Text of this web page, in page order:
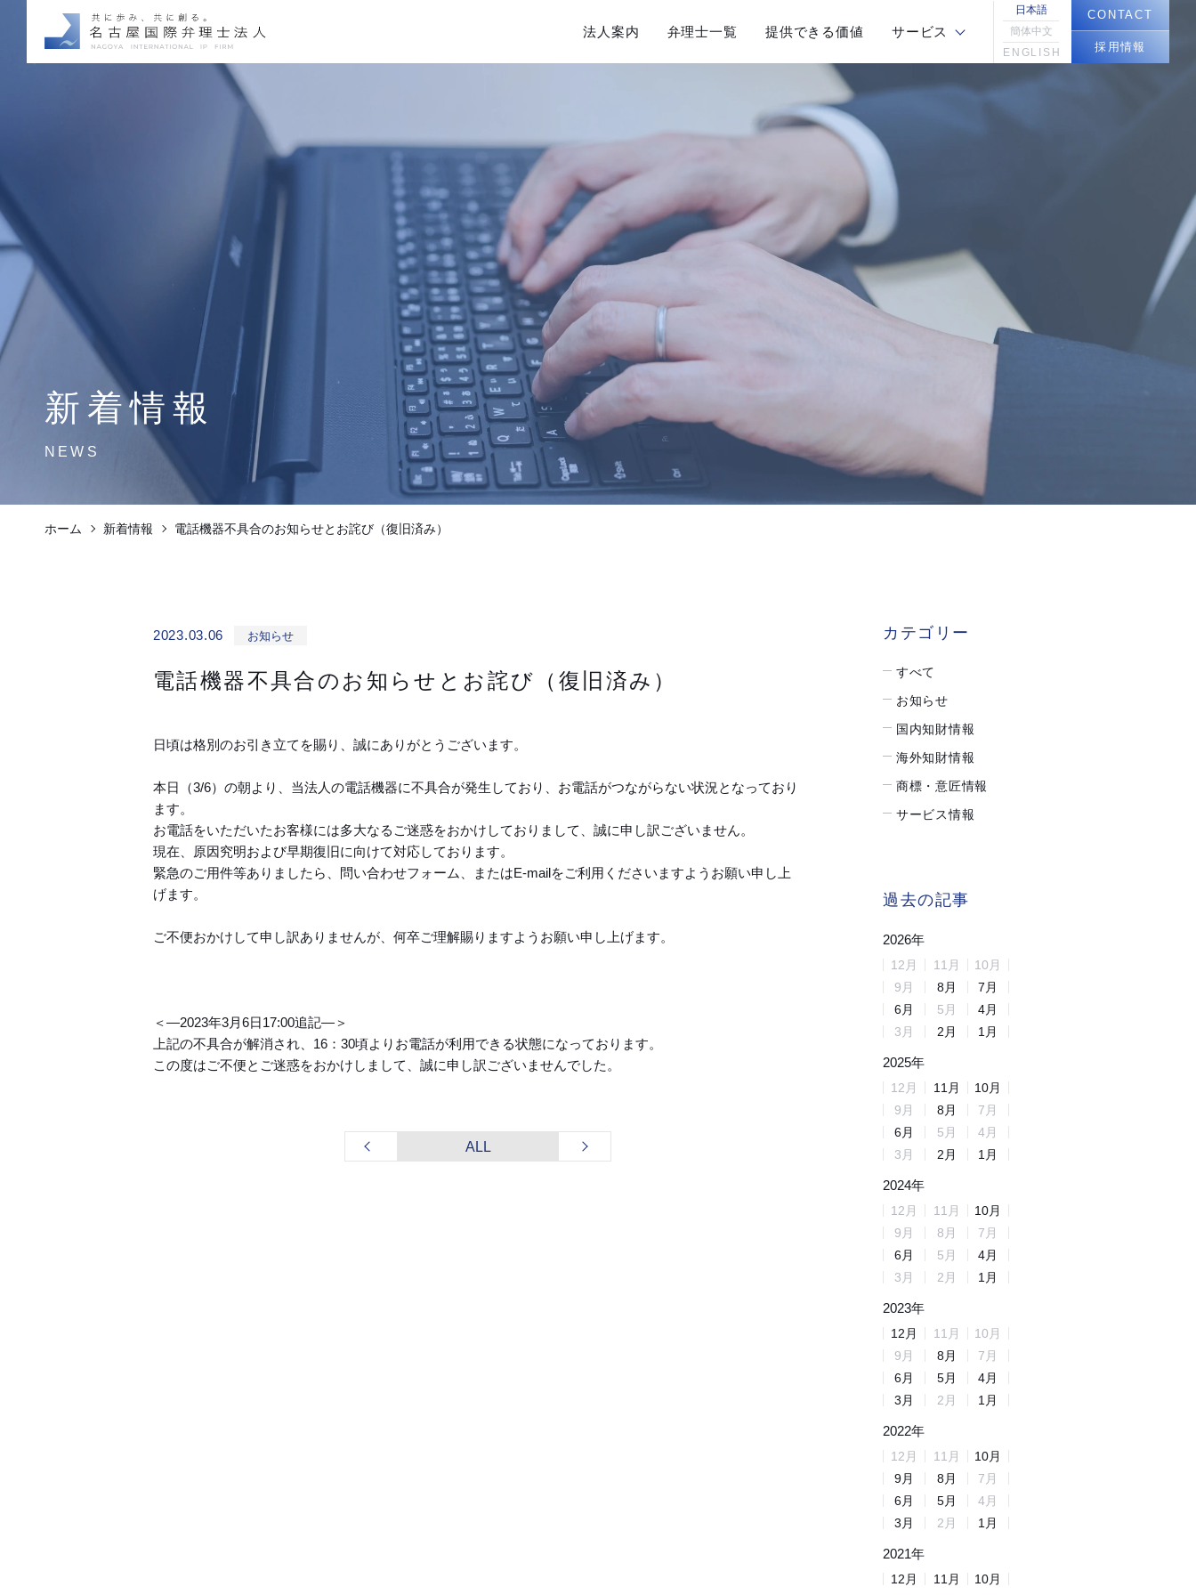
法人案内 弁理士一覧 提供できる価値 サービス
日本語
簡体中文
ENGLISH
CONTACT
採用情報
新着情報
NEWS
ホーム 新着情報 電話機器不具合のお知らせとお詫び（復旧済み）
2023.03.06 お知らせ
電話機器不具合のお知らせとお詫び（復旧済み）
日頃は格別のお引き立てを賜り、誠にありがとうございます。
本日（3/6）の朝より、当法人の電話機器に不具合が発生しており、お電話がつながらない状況となっており
ます。
お電話をいただいたお客様には多大なるご迷惑をおかけしておりまして、誠に申し訳ございません。
現在、原因究明および早期復旧に向けて対応しております。
緊急のご用件等ありましたら、問い合わせフォーム、またはE-mailをご利用くださいますようお願い申し上
げます。
ご不便おかけして申し訳ありませんが、何卒ご理解賜りますようお願い申し上げます。
＜—2023年3月6日17:00追記—＞
上記の不具合が解消され、16：30頃よりお電話が利用できる状態になっております。
この度はご不便とご迷惑をおかけしまして、誠に申し訳ございませんでした。
ALL
カテゴリー
すべて
お知らせ
国内知財情報
海外知財情報
商標・意匠情報
サービス情報
過去の記事
2026年
12 月 11 月 10 月
9 月 8 月 7 月
6月 5 月 4月
3 月 2 月 1 月
2025年
12 月 11 月 10月
9 月 8 月 7 月
6月 5 月 4月
3 月 2 月 1 月
2024年
12 月 11 月 10月
9 月 8 月 7 月
6月 5 月 4月
3 月 2 月 1 月
2023年
12 月 11 月 10 月
9 月 8 月 7 月
6月 5月 4月
3 月 2 月 1 月
2022年
12 月 11 月 10月
9月 8 月 7 月
6月 5月 4月
3 月 2 月 1 月
2021年
12 月 11 月 10月